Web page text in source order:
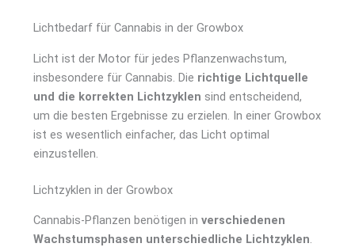
Lichtbedarf für Cannabis in der Growbox
Licht ist der Motor für jedes Pflanzenwachstum,
insbesondere für Cannabis. Die richtige Lichtquelle
und die korrekten Lichtzyklen sind entscheidend,
um die besten Ergebnisse zu erzielen. In einer Growbox
ist es wesentlich einfacher, das Licht optimal
einzustellen.
Lichtzyklen in der Growbox
Cannabis-Pflanzen benötigen inverschiedenen
Wachstumsphasen unterschiedliche Lichtzyklen.